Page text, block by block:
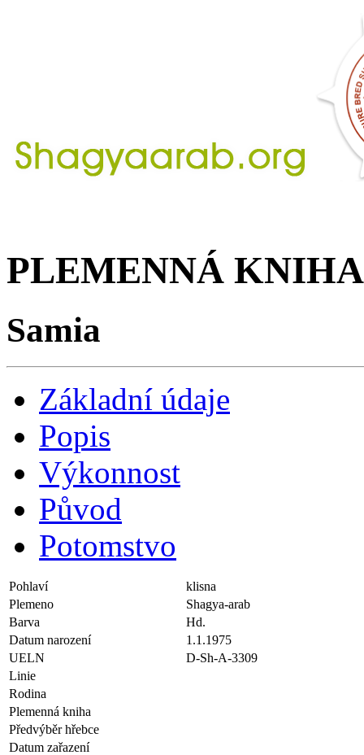
PLEMENNÁ
Samia
Základní údaje
Popis
Výkonnost
Původ
Potomstvo
Pohlaví
klisna
Plemeno
Shagya-arab
Barva
Hd.
Datum narození
1.1.1975
UELN
D-Sh-A-3309
Linie
Rodina
Plemenná kniha
Předvýběr hřebce
Datum zařazení